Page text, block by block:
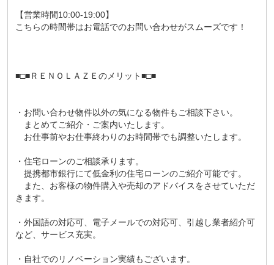
【営業時間10:00-19:00】
こちらの時間帯はお電話でのお問い合わせがスムーズです！
■□■ＲＥＮＯＬＡＺＥのメリット■□■
・お問い合わせ物件以外の気になる物件もご相談下さい。
まとめてご紹介・ご案内いたします。
お仕事前やお仕事終わりのお時間帯でも調整いたします。
・住宅ローンのご相談承ります。
提携都市銀行にて低金利の住宅ローンのご紹介可能です。
また、お客様の物件購入や売却のアドバイスをさせていただ
きます。
・外国語の対応可、電子メールでの対応可、引越し業者紹介可
など、サービス充実。
・自社でのリノベーション実績もございます。